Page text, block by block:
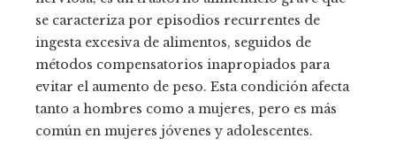
se caracteriza por episodios recurrentes de
ingesta excesiva de alimentos, seguidos de
métodos compensatorios inapropiados para
evitar el aumento de peso. Esta condición afecta
tanto a hombres como a mujeres, pero es más
común en mujeres jóvenes y adolescentes.